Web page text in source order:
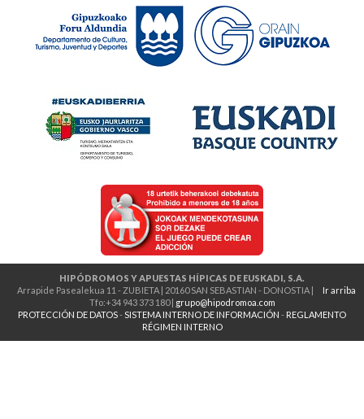
HIPÓDROMOS Y APUESTAS HÍPICAS DE EUSKADI, S.A.
Ir arriba
Arrapide Pasealekua 11 - ZUBIETA | 20160 SAN SEBASTIAN - DONOSTIA |
Tfo:+34 943 373 180 | grupo@hipodromoa.com
PROTECCIÓN DE DATOS-SISTEMA INTERNO DE INFORMACIÓN - REGLAMENTO
RÉGIMEN INTERNO